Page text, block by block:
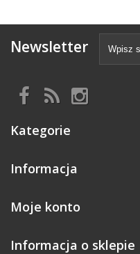
Newsletter
Kategorie
Informacja
Moje konto
Informacja o sklepie